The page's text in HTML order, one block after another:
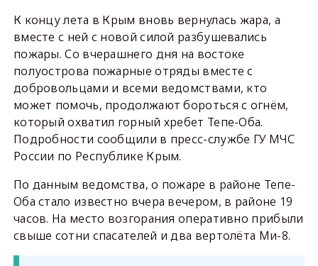
К концу лета в Крым вновь вернулась жара, а
вместе с ней с новой силой разбушевались
пожары. Со вчерашнего дня на востоке
полуострова пожарные отряды вместе с
добровольцами и всеми ведомствами, кто
может помочь, продолжают бороться с огнём,
который охватил горный хребет Тепе-Оба.
Подробности сообщили в пресс-службе ГУ МЧС
России по Республике Крым.
По данным ведомства, о пожаре в районе Тепе-
Оба стало известно вчера вечером, в районе 19
часов. На место возгорания оперативно прибыли
свыше сотни спасателей и два вертолёта Ми-8.